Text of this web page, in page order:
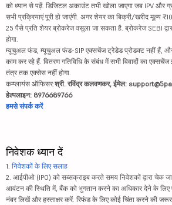
को ध्यान से पढ़ें. डिजिटल अकाउंट तभी खोला जाएगा जब IPV और
सभी प्रक्रियाएं पूरी हो जाएंगी. अगर शेयर का बिक्री/खरीद मूल्य
25 पैसे प्रति शेयर ब्रोकरेज वसूला जा सकता है. ब्रोकरेज SEBI
होगा.
म्यूचुअल फंड, म्यूचुअल फंड-SIP एक्सचेंज ट्रेडेड प्रोडक्ट नहीं हैं,
काम कर रहे हैं. वितरण गतिविधि के संबंध में सभी विवादों का एक्सचेंज
तंत्र तक एक्सेस नहीं होगा.
कम्प्लायंस ऑफिसर:श्री. रविंद्र कलवणकर, ईमेल:
हेल्पलाइन: 8976689766
हमसे संपर्क करें
निवेशक ध्यान दें
1. निवेशकों के लिए सलाह
2. आईपीओ (IPO) को सब्सक्राइब करते समय निवेशकों द्वारा चेक
आवंटन की स्थिति में, बैंक को भुगतान करने का अधिकार देने के लिए
नंबर लिखें और हस्ताक्षर करें. रिफंड के लिए कोई चिंता करने की